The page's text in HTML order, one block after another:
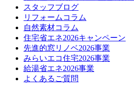
スタッフブログ
リフォームコラム
自然素材コラム
住宅省エネ2026キャンペーン
先進的窓リノベ2026事業
みらいエコ住宅2026事業
給湯省エネ2026事業
よくあるご質問